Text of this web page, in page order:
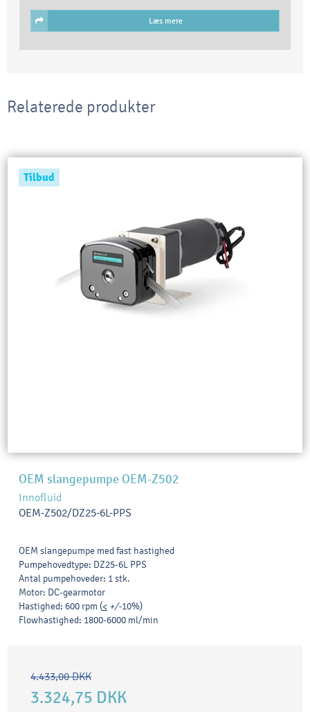
Læs mere
Relaterede produkter
Tilbud
OEM slangepumpe OEM-Z502
Innofluid
OEM-Z502/DZ25-6L-PPS
OEM slangepumpe med fast hastighed
Pumpehovedtype: DZ25-6L PPS
Antal pumpehoveder: 1 stk.
Motor: DC-gearmotor
Hastighed: 600 rpm (< +/-10%)
Flowhastighed: 1800-6000 ml/min
4.433,00 DKK
3.324,75 DKK